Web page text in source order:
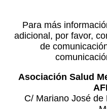
Para más
adicional, por favor,
de
Asociación Salud
C/ Mariano José de